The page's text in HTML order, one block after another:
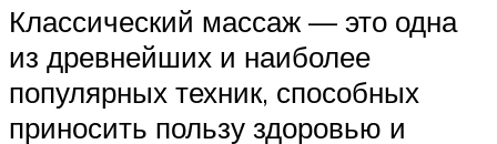
Классический массаж — это одна
из древнейших и наиболее
популярных техник, способных
приносить пользу здоровью и